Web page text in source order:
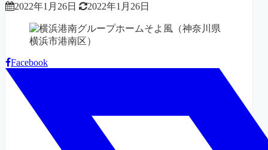
2022年1月26日 2022年1月26日
Facebook